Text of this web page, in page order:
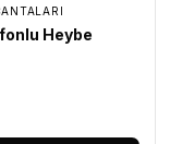
Heybe